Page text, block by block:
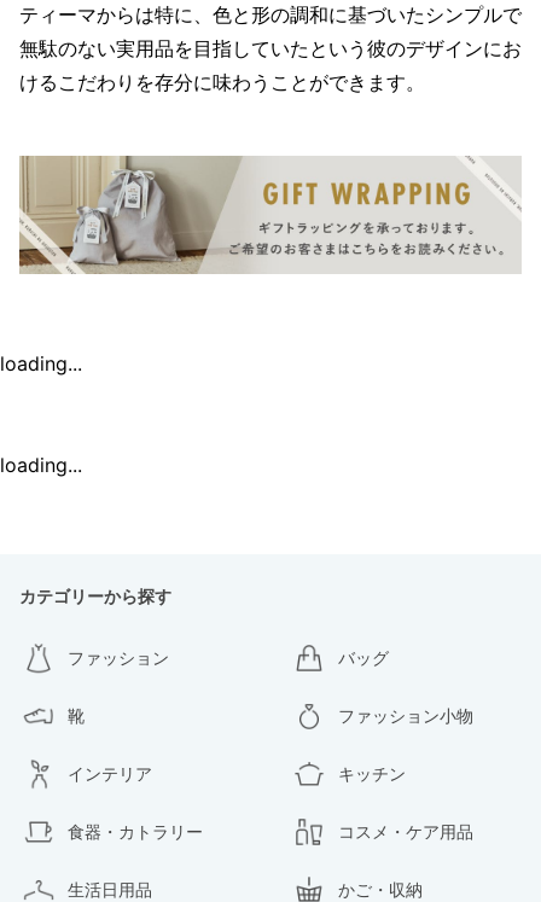
ティーマからは特に、色と形の調和に基づいたシンプルで
無駄のない実用品を目指していたという彼のデザインにお
けるこだわりを存分に味わうことができます。
loading...
loading...
カテゴリーから探す
ファッション バッグ
靴 ファッション小物
インテリア キッチン
食器・カトラリー コスメ・ケア用品
生活日用品 かご・収納